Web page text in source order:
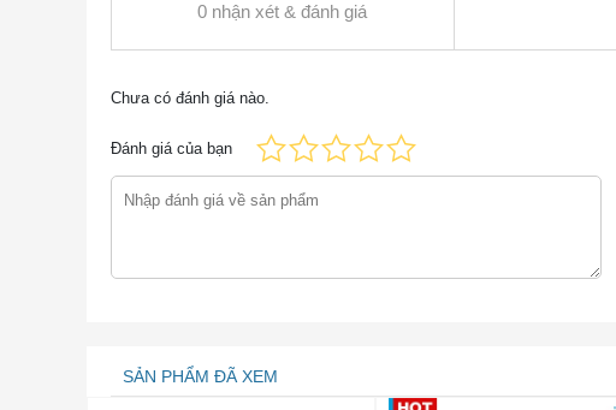
FPR4110-ASA-K9 Cisco Firepower
0 nhận xét & đánh giá
Chưa có đánh giá nào.
Đánh giá của bạn
SẢN PHẨM ĐÃ XEM